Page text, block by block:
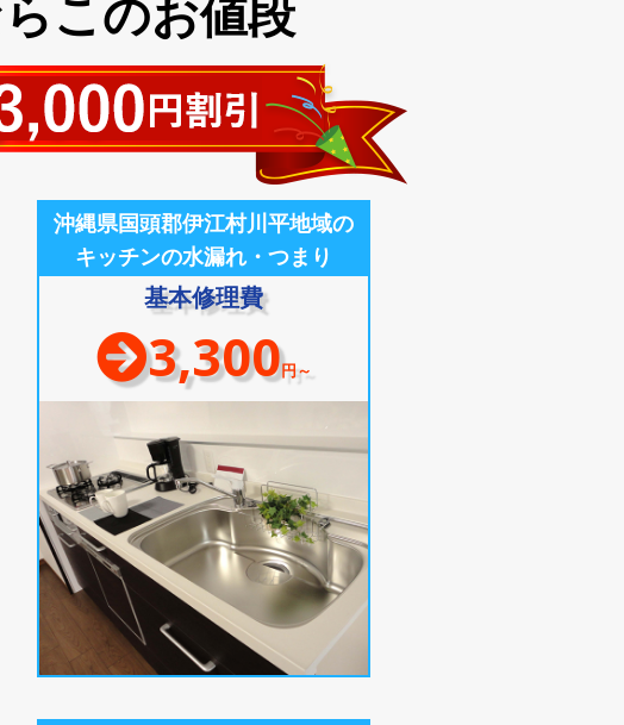
このお値段
沖縄県国頭郡伊江村川平地域の
キッチンの水漏れ・つまり
基本修理費
3,300円～